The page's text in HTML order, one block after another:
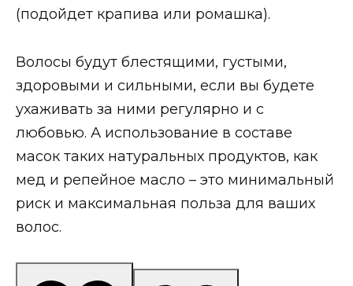
(подойдет крапива или ромашка).
Волосы будут блестящими, густыми,
здоровыми и сильными, если вы будете
ухаживать за ними регулярно и с
любовью. А использование в составе
масок таких натуральных продуктов, как
мед и репейное масло – это минимальный
риск и максимальная польза для ваших
волос.